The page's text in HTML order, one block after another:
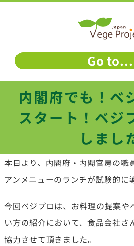
Go to...
内閣府でも！ベ
スタート！ベジ
しまし
本日より、内閣府・内閣官房の職
アンメニューのランチが試験的に
今回ベジプロは、お料理の提案や
い方の紹介において、食品会社さ
協力させて頂きました。